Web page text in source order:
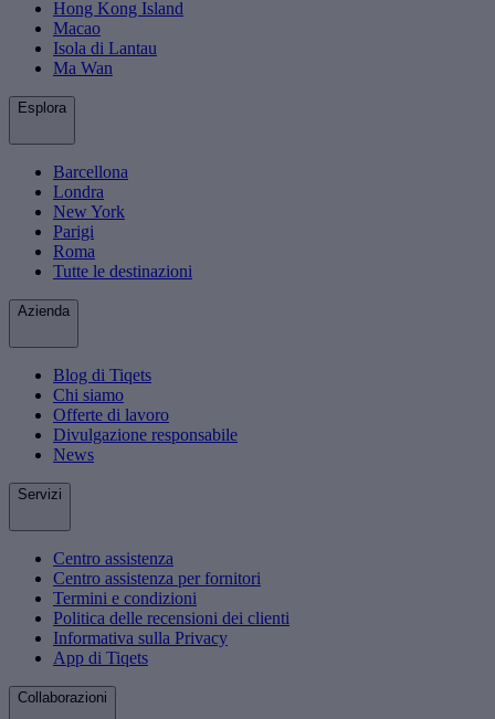
Hong Kong Island
Macao
Isola di Lantau
Ma Wan
Esplora
Barcellona
Londra
New York
Parigi
Roma
Tutte le destinazioni
Azienda
Blog di Tiqets
Chi siamo
Offerte di lavoro
Divulgazione responsabile
News
Servizi
Centro assistenza
Centro assistenza per fornitori
Termini e condizioni
Politica delle recensioni dei clienti
Informativa sulla Privacy
App di Tiqets
Collaborazioni